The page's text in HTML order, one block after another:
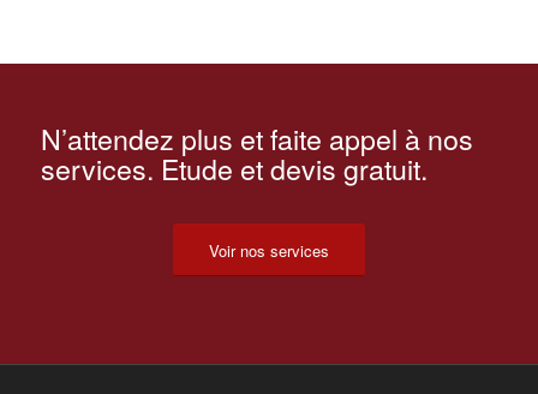
N’attendez plus et faite appel à nos
services. Etude et devis gratuit.
Voir nos services